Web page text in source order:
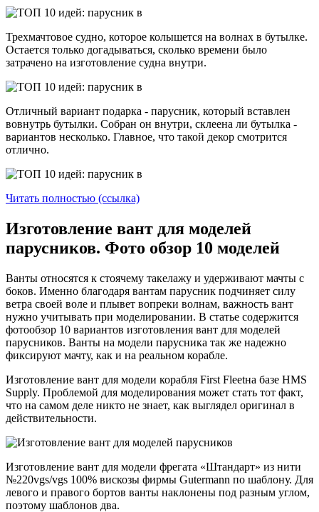
Трехмачтовое судно, которое колышется на волнах в бутылке.
Остается только догадываться, сколько времени было
затрачено на изготовление судна внутри.
Отличный вариант подарка - парусник, который вставлен
вовнутрь бутылки. Собран он внутри, склеена ли бутылка -
вариантов несколько. Главное, что такой декор смотрится
отлично.
Читать полностью (ссылка)
Изготовление вант для моделей
парусников. Фото обзор 10 моделей
Ванты относятся к стоячему такелажу и удерживают мачты с
боков. Именно благодаря вантам парусник подчиняет силу
ветра своей воле и плывет вопреки волнам, важность вант
нужно учитывать при моделировании. В статье содержится
фотообзор 10 вариантов изготовления вант для моделей
парусников. Ванты на модели парусника так же надежно
фиксируют мачту, как и на реальном корабле.
Изготовление вант для модели корабля First Fleetна базе HMS
Supply. Проблемой для моделирования может стать тот факт,
что на самом деле никто не знает, как выглядел оригинал в
действительности.
Изготовление вант для модели фрегата «Штандарт» из нити
№220vgs/vgs 100% вискозы фирмы Gutermann по шаблону. Для
левого и правого бортов ванты наклонены под разным углом,
поэтому шаблонов два.